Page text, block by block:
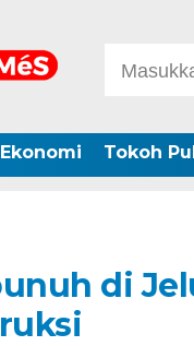
Ekonomi Tokoh
di